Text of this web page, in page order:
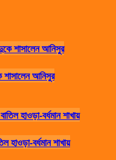
আনিসুর
হাওড়া-বর্ধমান শাখায়